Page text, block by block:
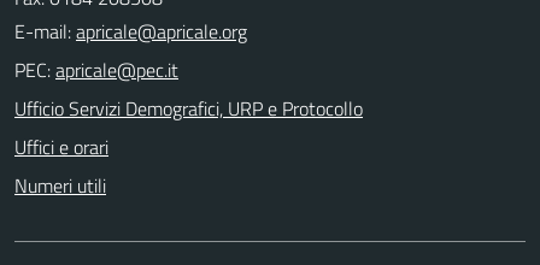
E-mail:
PEC:
Ufficio Servizi Demografici, URP e Protocollo
Uffici e orari
Numeri utili